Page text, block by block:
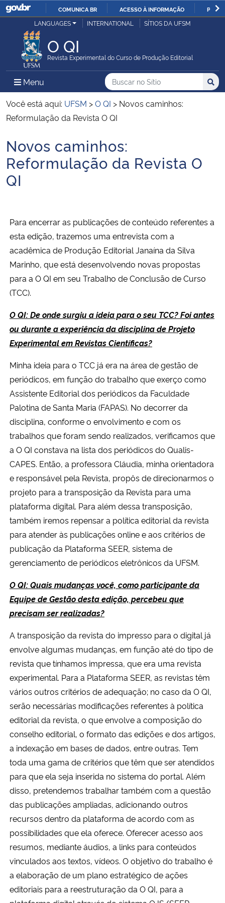
IR
COMUNICA BR ACESSO À INFORMAÇÃO
Ministério da Justiça e Segurança Pública
Ministério da Defesa
Ministério das Relações Exteriores
Ministério da Infraestrutura
Ministério da Agricultura, Pecuária e Abastecimento
Ministério da Cidadania
Ministério da Saúde
Ministério da Ciência, Tecnologia, Inovações e Comunicações
Ministério do Meio Ambiente
Ministério do Turismo
Ministério do Desenvolvimento Regional
Controladoria-Geral da União
Ministério da Mulher, da Família e dos Direitos Humanos
Secretaria-Geral
Gabinete de Segurança Institucional
Advocacia-Geral da União
Banco Central do Brasil
LANGUAGES INTERNATIONAL SÍTIOS DA UFSM
O QI
Revista Experimental do Curso de Produção Editorial
Menu Menu Principal do Sítio
Busca
Buscar no no Sítio
Busca:
Você está aqui: UFSM >O QI > Novos caminhos:
Reformulação da Revista O QI
Início do conteúdo
Novos caminhos:
Reformulação da Revista O
QI
Para encerrar as publicações de conteúdo referentes a
esta edição, trazemos uma entrevista com a
acadêmica de Produção Editorial Janaína da Silva
Marinho, que está desenvolvendo novas propostas
para a O QI em seu Trabalho de Conclusão de Curso
(TCC).
O QI: De onde surgiu a ideia para o seu TCC? Foi antes
ou durante a experiência da disciplina de Projeto
Experimental em Revistas Científicas?
Minha ideia para o TCC já era na área de gestão de
periódicos, em função do trabalho que exerço como
Assistente Editorial dos periódicos da Faculdade
Palotina de Santa Maria (FAPAS). No decorrer da
disciplina, conforme o envolvimento e com os
trabalhos que foram sendo realizados, verificamos que
a O QI constava na lista dos periódicos do Qualis-
CAPES. Então, a professora Cláudia, minha orientadora
e responsável pela Revista, propôs de direcionarmos o
projeto para a transposição da Revista para uma
plataforma digital. Para além dessa transposição,
também iremos repensar a política editorial da revista
para atender às publicações online e aos critérios de
publicação da Plataforma SEER, sistema de
gerenciamento de periódicos eletrônicos da UFSM.
O QI: Quais mudanças você, como participante da
Equipe de Gestão desta edição, percebeu que
precisam ser realizadas?
A transposição da revista do impresso para o digital já
envolve algumas mudanças, em função até do tipo de
revista que tínhamos impressa, que era uma revista
experimental. Para a Plataforma SEER, as revistas têm
vários outros critérios de adequação; no caso da O QI,
serão necessárias modificações referentes à política
editorial da revista, o que envolve a composição do
conselho editorial, o formato das edições e dos artigos,
a indexação em bases de dados, entre outras. Tem
toda uma gama de critérios que têm que ser atendidos
para que ela seja inserida no sistema do portal. Além
disso, pretendemos trabalhar também com a questão
das publicações ampliadas, adicionando outros
recursos dentro da plataforma de acordo com as
possibilidades que ela oferece. Oferecer acesso aos
resumos, mediante áudios, a links para conteúdos
vinculados aos textos, vídeos. O objetivo do trabalho é
a elaboração de um plano estratégico de ações
editoriais para a reestruturação da O QI, para a